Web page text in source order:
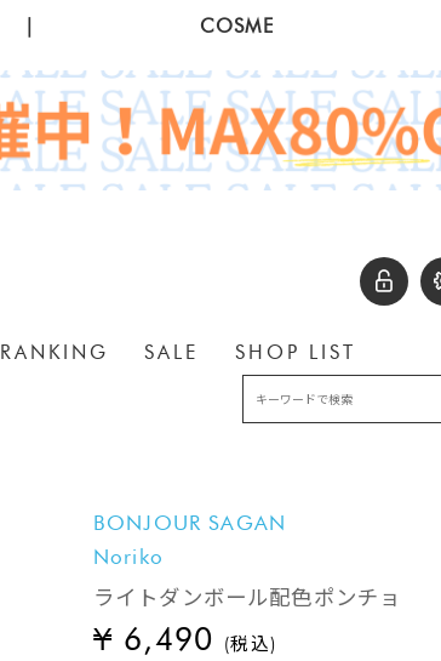
COSME
RANKING SALE SHOP LIST
BONJOUR SAGAN
Noriko
ライトダンボール配色ポンチョ
¥ 6,490
(税込)